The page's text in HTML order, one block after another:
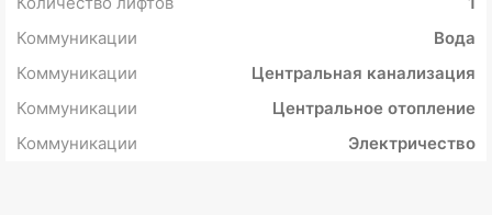
Коммуникации
Вода
Коммуникации
Центральная канализация
Коммуникации
Центральное отопление
Коммуникации
Электричество